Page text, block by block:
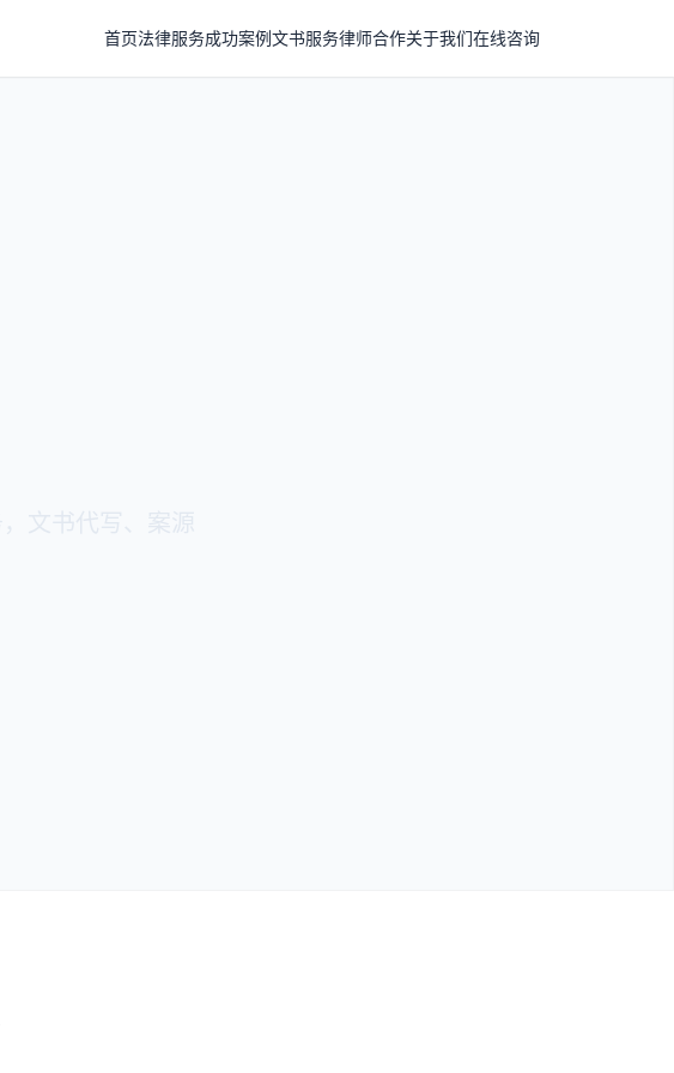
首页法律服务成功案例文书服务律师合作关于我们在线咨询